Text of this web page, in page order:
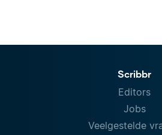
Scribbr
Editors
Jobs
Veelgestelde